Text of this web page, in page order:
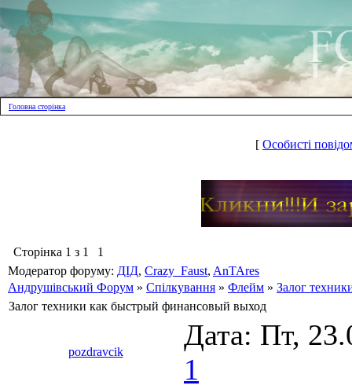
Головна сторінка
[ Особисті
Сторінка 1 з 1
1
Модератор форуму: ДІД, Crazy_Faust, AnTAres
Андрушівський Форум » Спілкування » Флейм » Залог
Залог техники как быстрый финансовый выход
pozdravcik
Дата: Пт,
1